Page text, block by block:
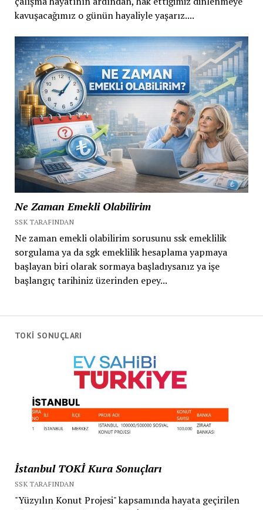
kavuşacağımız o günün hayaliyle yaşarız....
Ne Zaman Emekli Olabilirim
SSK TARAFINDAN
Ne zaman emekli olabilirim sorusunu ssk emeklilik
sorgulama ya da sgk emeklilik hesaplama yapmaya
başlayan biri olarak sormaya başladıysanız ya işe
başlangıç tarihiniz üzerinden epey...
TOKİ SONUÇLARI
İstanbul TOKİ Kura Sonuçları
SSK TARAFINDAN
"Yüzyılın Konut Projesi" kapsamında hayata geçirilen